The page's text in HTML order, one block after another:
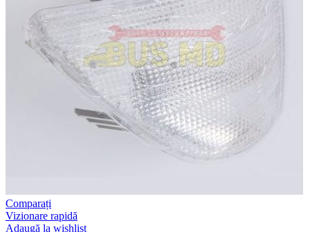
Comparați
Vizionare rapidă
Adaugă la wishlist